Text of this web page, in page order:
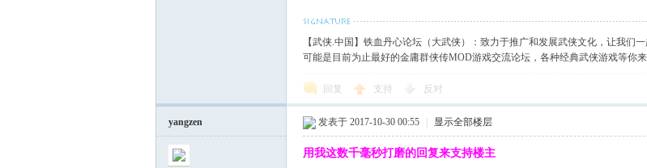
【武侠.中国】铁血丹心论坛（大武侠）：致力于推广和发展武侠文化，让我们
可能是目前为止最好的金庸群侠传MOD游戏交流论坛，各种经典武侠游戏等你
回复 支持 反对
yangzen 发表于 2017-10-30 00:55 显示全部楼层
用我这数千毫秒打磨的回复来支持楼主